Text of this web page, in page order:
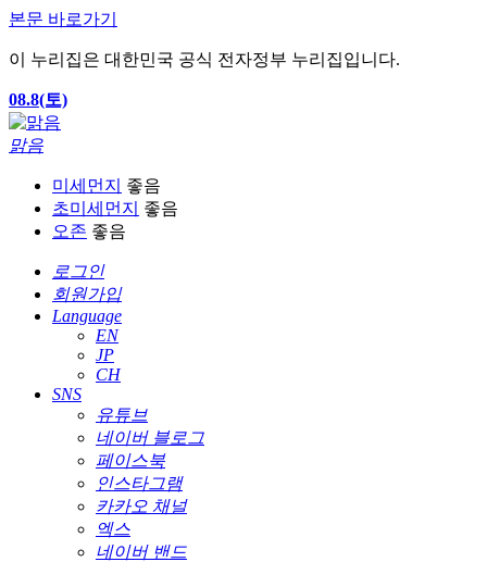
본문 바로가기
이 누리집은 대한민국 공식 전자정부 누리집입니다.
08.8(토)
맑음
미세먼지
좋음
초미세먼지
좋음
오존 좋음
로그인
회원가입
Language
EN
JP
CH
SNS
유튜브
네이버 블로그
페이스북
인스타그램
카카오 채널
엑스
네이버 밴드